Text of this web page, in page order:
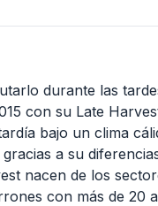
durante las
con su Late
bajo un clima
a su
nacen de los
con más de 20